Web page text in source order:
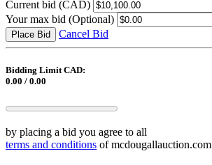
Current bid (CAD)
Your max bid (Optional)
Place Bid Cancel Bid
Bidding Limit CAD:
0.00 / 0.00
by placing a bid you agree to all
terms and conditions of mcdougallauction.com